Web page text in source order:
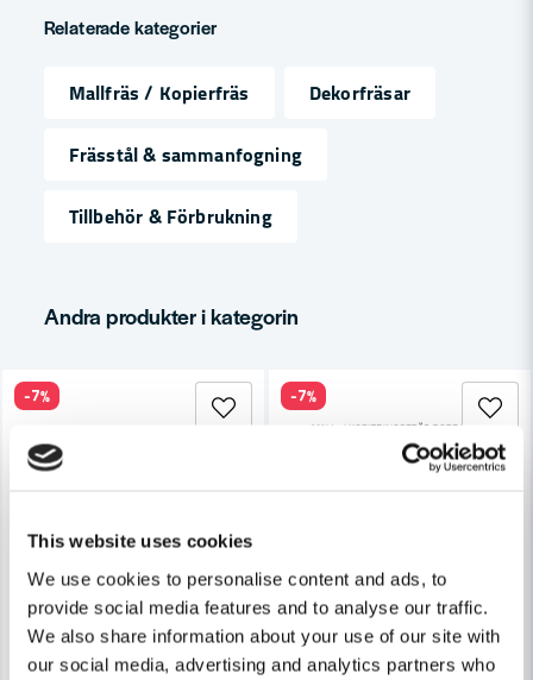
This website uses cookies
We use cookies to personalise content and ads, to
provide social media features and to analyse our traffic.
We also share information about your use of our site with
our social media, advertising and analytics partners who
Fråga oss något om denna produkten...
Namn
email
Skicka fråga
Relaterade kategorier
Mallfräs / Kopierfräs
Dekorfräsar
Frässtål & sammanfogning
Tillbehör & Förbrukning
Andra produkter i kategorin
COBOLT
-7%
COBOLT
-7%